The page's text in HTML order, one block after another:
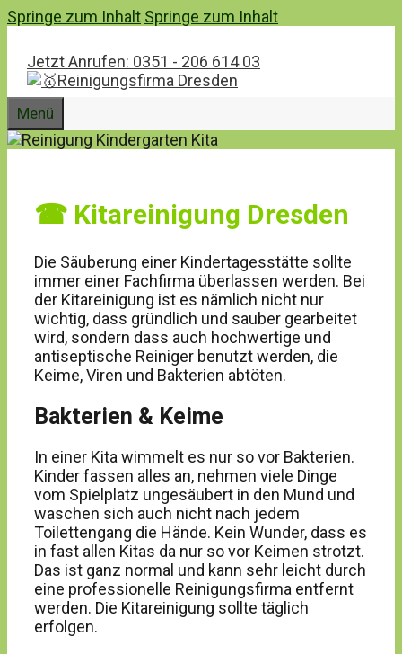
Springe zum Inhalt Springe zum Inhalt
Jetzt Anrufen: 0351 - 206 614 03
Menü
☎ Kitareinigung Dresden
Die Säuberung einer Kindertagesstätte sollte
immer einer Fachfirma überlassen werden. Bei
der Kitareinigung ist es nämlich nicht nur
wichtig, dass gründlich und sauber gearbeitet
wird, sondern dass auch hochwertige und
antiseptische Reiniger benutzt werden, die
Keime, Viren und Bakterien abtöten.
Bakterien & Keime
In einer Kita wimmelt es nur so vor Bakterien.
Kinder fassen alles an, nehmen viele Dinge
vom Spielplatz ungesäubert in den Mund und
waschen sich auch nicht nach jedem
Toilettengang die Hände. Kein Wunder, dass es
in fast allen Kitas da nur so vor Keimen strotzt.
Das ist ganz normal und kann sehr leicht durch
eine professionelle Reinigungsfirma entfernt
werden. Die Kitareinigung sollte täglich
erfolgen.